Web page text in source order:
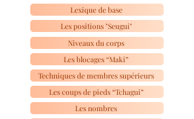
Lexique de base
Les positions "Seugui"
Niveaux du corps
Les blocages “Maki”
Techniques de membres supérieurs
Les coups de pieds “Tchagui”
Les nombres